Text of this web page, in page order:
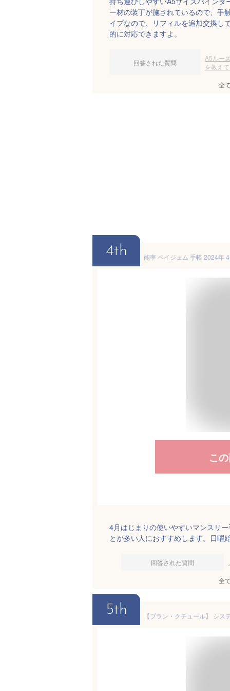
ー材の装丁が施されているので、手
イプなので、リフィルを追加交換し
的に対応できますよ。
回答された質問
A5ルー
を教え
全
4th
こ
4月はじまりの使いやすいマンスリ
とが多い人におすすめします。日曜
回答された質問
全
5th